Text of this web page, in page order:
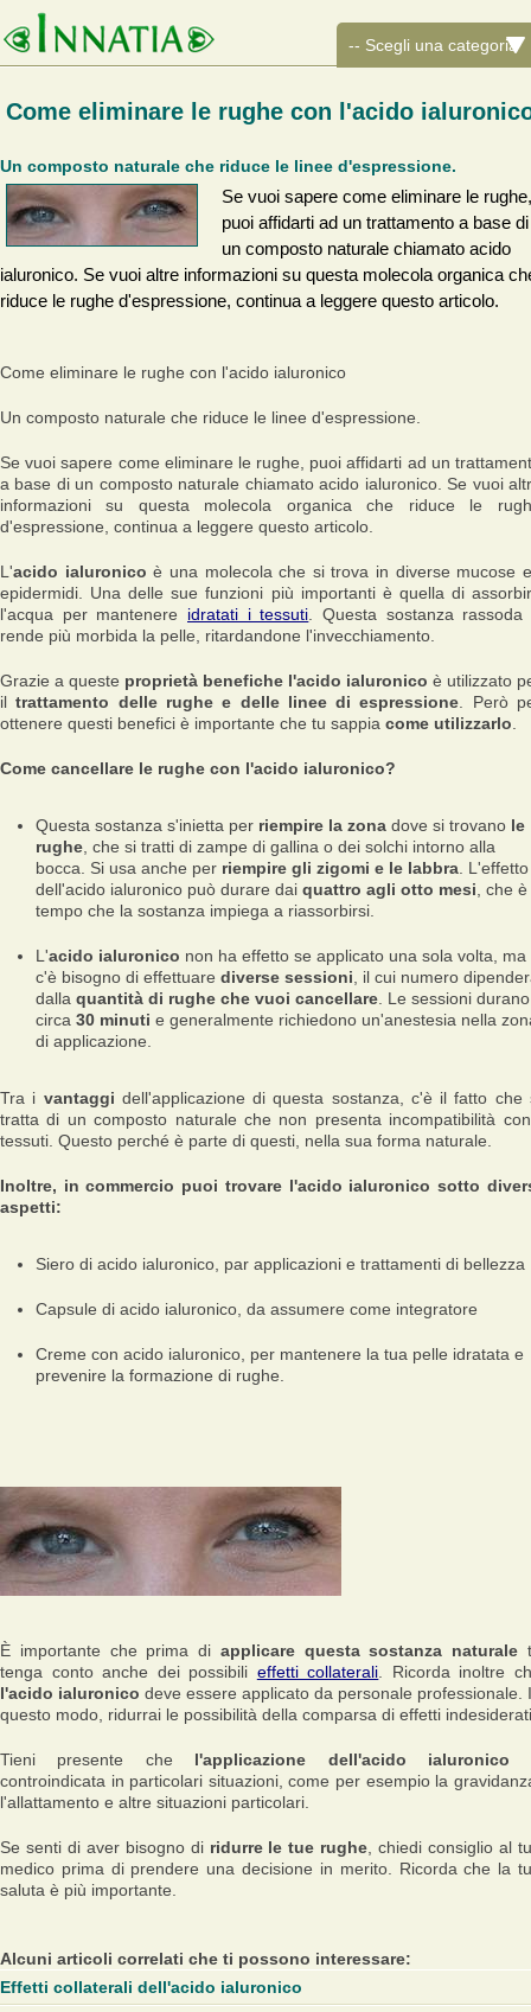
Come eliminare le rughe con l'acido
Un composto naturale che riduce le linee d'espressione.
Se vuoi sapere come eliminare le rughe,
puoi affidarti ad un trattamento a base di
un composto naturale chiamato acido
ialuronico. Se vuoi altre informazioni su questa molecola organica
riduce le rughe d'espressione, continua a leggere questo articolo.
Come eliminare le rughe con l'acido ialuronico
Un composto naturale che riduce le linee d'espressione.
Se vuoi sapere come eliminare le rughe, puoi affidarti ad un
a base di un composto naturale chiamato acido ialuronico. Se vuoi
informazioni su questa molecola organica che riduce le
d'espressione, continua a leggere questo articolo.
L'acido ialuronico è una molecola che si trova in diverse mucose
epidermidi. Una delle sue funzioni più importanti è quella di
l'acqua per mantenere idratati i tessuti . Questa sostanza rassoda
rende più morbida la pelle, ritardandone l'invecchiamento.
Grazie a queste proprietà benefiche l'acido ialuronico è utilizzato
iltrattamento delle rughe e delle linee di espressione . Però
ottenere questi benefici è importante che tu sappia come utilizzarlo
Come cancellare le rughe con l'acido ialuronico?
Questa sostanza s'inietta per riempire la zona dove si trovano le
rughe , che si tratti di zampe di gallina o dei solchi intorno alla
bocca. Si usa anche per riempire gli zigomi e le labbra . L'effetto
dell'acido ialuronico può durare dai quattro agli otto mesi , che
tempo che la sostanza impiega a riassorbirsi.
L'acido ialuronico non ha effetto se applicato una sola volta, ma
c'è bisogno di effettuare diverse sessioni , il cui numero
dalla quantità di rughe che vuoi cancellare . Le sessioni durano
circa 30 minuti e generalmente richiedono un'anestesia nella
di applicazione.
Tra i vantaggi dell'applicazione di questa sostanza, c'è il fatto che
tratta di un composto naturale che non presenta incompatibilità
tessuti. Questo perché è parte di questi, nella sua forma naturale.
Inoltre, in commercio puoi trovare l'acido ialuronico sotto
aspetti:
Siero di acido ialuronico, par applicazioni e trattamenti di bellezza
Capsule di acido ialuronico, da assumere come integratore
Creme con acido ialuronico, per mantenere la tua pelle idratata e
prevenire la formazione di rughe.
È importante che prima di applicare questa sostanza naturale
tenga conto anche dei possibili effetti collaterali . Ricorda inoltre
l'acido ialuronico deve essere applicato da personale professionale.
questo modo, ridurrai le possibilità della comparsa di effetti
Tieni presente che l'applicazione dell'acido ialuronico
controindicata in particolari situazioni, come per esempio la
l'allattamento e altre situazioni particolari.
Se senti di aver bisogno di ridurre le tue rughe , chiedi consiglio al
medico prima di prendere una decisione in merito. Ricorda che la
saluta è più importante.
Alcuni articoli correlati che ti possono interessare:
Effetti collaterali dell'acido ialuronico